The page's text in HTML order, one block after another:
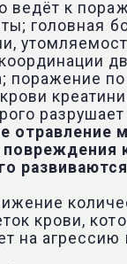
ведёт к
головная
поражение
отравление
крови,
на агрессию